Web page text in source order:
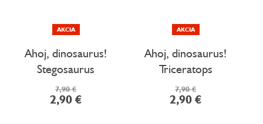
AKCIA
Ahoj, dinosaurus!
Stegosaurus
7,90 €
2,90 €
AKCIA
Ahoj, dinosaurus!
Triceratops
7,90 €
2,90 €